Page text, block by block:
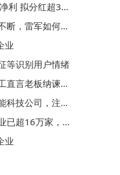
亿 储能成新增长极
米SU7交付“加速跑”？
业
等识别用户情绪
，破局革新未来可期
，注册资本20亿
册量同比增长近140%
业